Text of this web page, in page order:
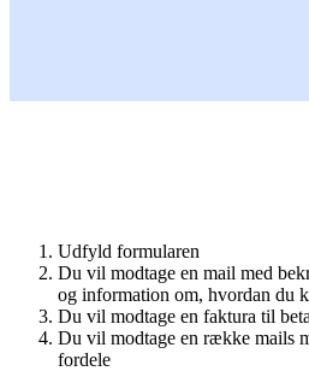
Udfyld formularen
Du vil modtage en mail med
og information om, hvordan du
Du vil modtage en faktura til
Du vil modtage en række mails
fordele